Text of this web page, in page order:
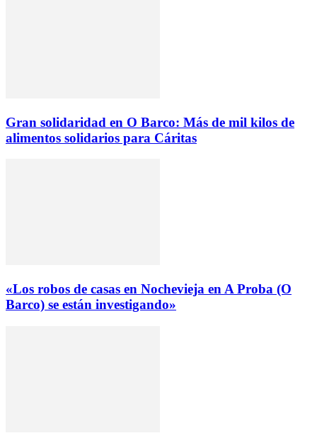
Gran solidaridad en O Barco: Más de mil kilos de
alimentos solidarios para Cáritas
«Los robos de casas en Nochevieja en A Proba (O
Barco) se están investigando»